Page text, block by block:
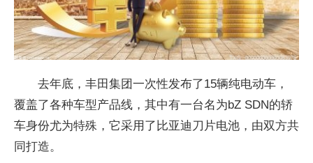
去年底，丰田集团一次性发布了15辆纯电动车，
覆盖了各种车型产品线，其中有一台名为bZ SDN的轿
车身份尤为特殊，它采用了比亚迪刀片电池，由双方共
同打造。